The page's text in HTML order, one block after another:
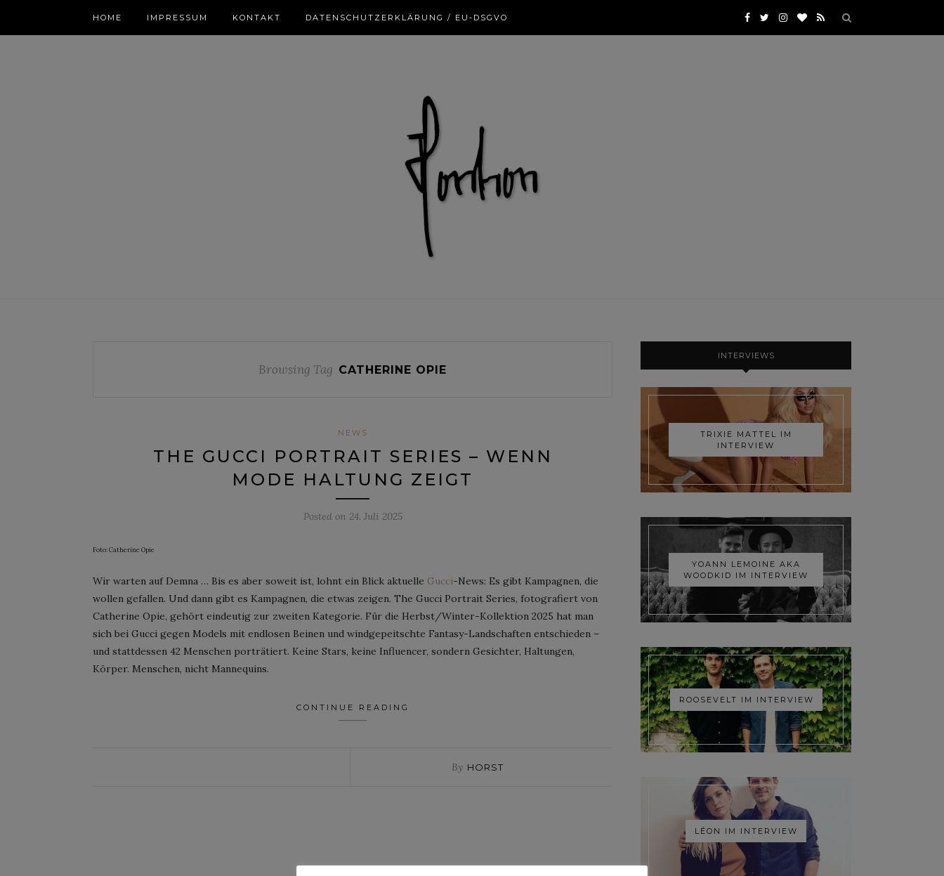
HOME IMPRESSUM KONTAKT DATENSCHUTZERKLÄRUNG / EU-DSGVO
Browsing Tag CATHERINE OPIE
NEWS
THE GUCCI PORTRAIT SERIES – WENN
MODE HALTUNG ZEIGT
Posted on 24. Juli 2025
Foto: Catherine Opie
Wir warten auf Demna … Bis es aber soweit ist, lohnt ein Blick aktuelle Gucci-News: Es gibt Kampagnen, die
wollen gefallen. Und dann gibt es Kampagnen, die etwas zeigen. The Gucci Portrait Series, fotografiert von
Catherine Opie, gehört eindeutig zur zweiten Kategorie. Für die Herbst/Winter-Kollektion 2025 hat man
sich bei Gucci gegen Models mit endlosen Beinen und windgepeitschte Fantasy-Landschaften entschieden –
und stattdessen 42 Menschen porträtiert. Keine Stars, keine Influencer, sondern Gesichter, Haltungen,
Körper. Menschen, nicht Mannequins.
CONTINUE READING
By HORST
INTERVIEWS
TRIXIE MATTEL IM
INTERVIEW
YOANN LEMOINE AKA
WOODKID IM INTERVIEW
ROOSEVELT IM INTERVIEW
LÉON IM INTERVIEW